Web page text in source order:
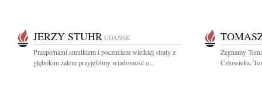
JERZY STUHR GDAŃSK
Przepełnieni smutkiem i poczuciem wielkiej straty z
głębokim żalem przyjęliśmy wiadomość o...
Żegnamy
Człowieka.